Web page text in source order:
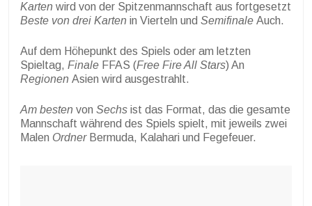
Karten wird von der Spitzenmannschaft aus fortgesetzt
Beste von drei Karten in Vierteln und Semifinale Auch.
Auf dem Höhepunkt des Spiels oder am letzten
Spieltag, Finale FFAS (Free Fire All Stars) An
Regionen Asien wird ausgestrahlt.
Am besten von Sechs ist das Format, das die gesamte
Mannschaft während des Spiels spielt, mit jeweils zwei
Malen Ordner Bermuda, Kalahari und Fegefeuer.